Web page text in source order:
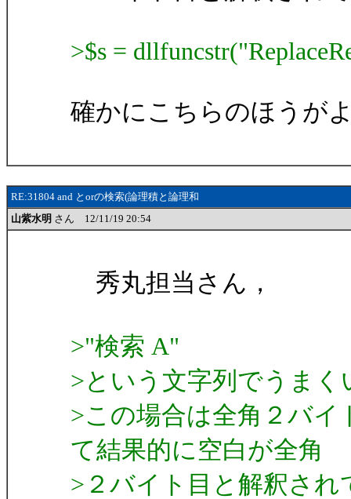
>$s =
確かにこちらのほうが
RE:31804 and とorの検索(論理積と論理和
山紫水明 さん 12/11/19 20:54
秀丸担当さん，
>"検索 A"
>という文字列でうま
>この場合は全角２バ
て結果的に空白が全角
>２バイト目と解釈さ